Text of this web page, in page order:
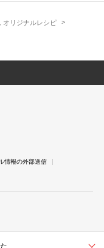
オリジナルレシピ
情報の外部送信